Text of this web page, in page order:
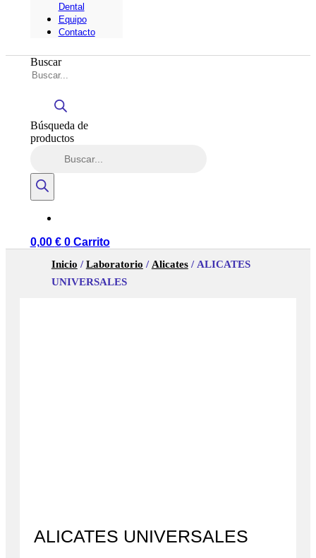
Dental
Equipo
Contacto
Buscar
Búsqueda de
productos
0,00 € 0 Carrito
Inicio /Laboratorio / Alicates/ ALICATES
UNIVERSALES
ALICATES UNIVERSALES